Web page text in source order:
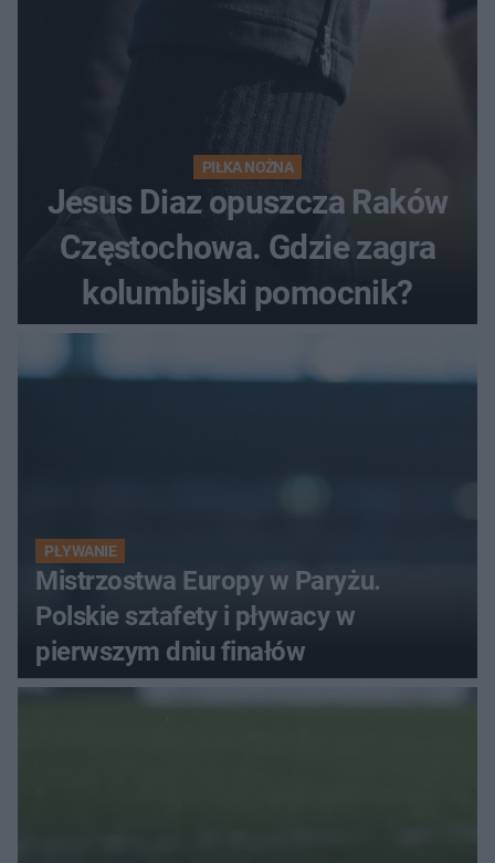
PIŁKA NOŻNA
Jesus Diaz opuszcza Raków
Częstochowa. Gdzie zagra
kolumbijski pomocnik?
PŁYWANIE
Mistrzostwa Europy w Paryżu.
Polskie sztafety i pływacy w
pierwszym dniu finałów